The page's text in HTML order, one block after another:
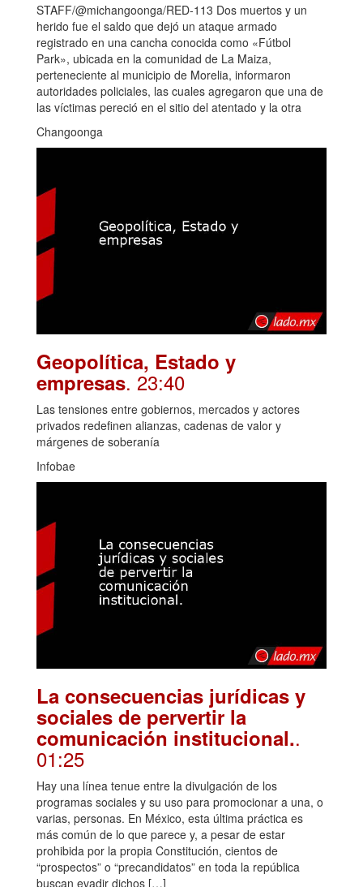
STAFF/@michangoonga/RED-113 Dos muertos y un
herido fue el saldo que dejó un ataque armado
registrado en una cancha conocida como «Fútbol
Park», ubicada en la comunidad de La Maiza,
perteneciente al municipio de Morelia, informaron
autoridades policiales, las cuales agregaron que una de
las víctimas pereció en el sitio del atentado y la otra
Changoonga
Geopolítica, Estado y
empresas. 23:40
Las tensiones entre gobiernos, mercados y actores
privados redefinen alianzas, cadenas de valor y
márgenes de soberanía
Infobae
La consecuencias jurídicas y
sociales de pervertir la
comunicación institucional..
01:25
Hay una línea tenue entre la divulgación de los
programas sociales y su uso para promocionar a una, o
varias, personas. En México, esta última práctica es
más común de lo que parece y, a pesar de estar
prohibida por la propia Constitución, cientos de
“prospectos” o “precandidatos” en toda la república
buscan evadir dichos […]